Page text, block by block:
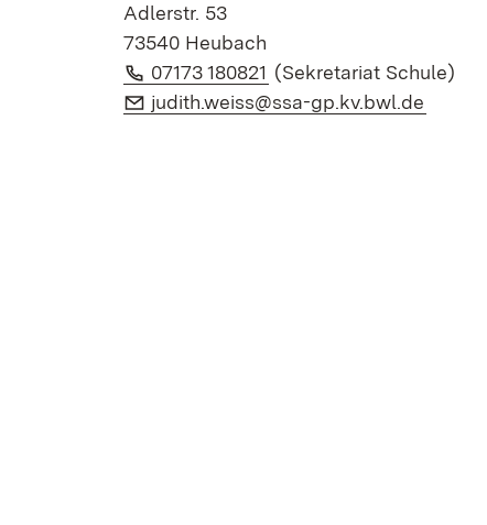
Adlerstr. 53
73540 Heubach
Telefon:
07173 180821 (Öffnet in neuem Fenster)
(Sekretariat Schule)
E-Mail:
judith.weiss@ssa-gp.kv.bwl.de